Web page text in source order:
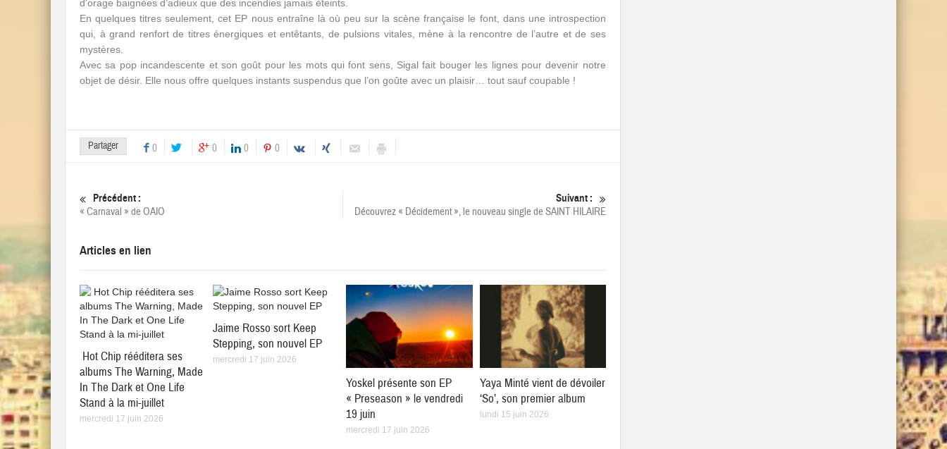
d’orage baignées d’adieux que des incendies jamais éteints.
En quelques titres seulement, cet EP nous entraîne là où peu sur la scène française le font, dans une introspection
qui, à grand renfort de titres énergiques et entêtants, de pulsions vitales, mène à la rencontre de l’autre et de ses
mystères.
Avec sa pop incandescente et son goût pour les mots qui font sens, Sigal fait bouger les lignes pour devenir notre
objet de désir. Elle nous offre quelques instants suspendus que l’on goûte avec un plaisir… tout sauf coupable !
Partager 0 0 0 0
Précédent :
« Carnaval » de OAIO
Suivant :
Découvrez « Décidement », le nouveau single de SAINT HILAIRE
Articles en lien
Hot Chip rééditera ses
albums The Warning, Made
In The Dark et One Life
Stand à la mi-juillet
mercredi 17 juin 2026
Jaime Rosso sort Keep
Stepping, son nouvel EP
mercredi 17 juin 2026
Yoskel présente son EP
« Preseason » le vendredi
19 juin
mercredi 17 juin 2026
Yaya Minté vient de dévoiler
‘So’, son premier album
lundi 15 juin 2026